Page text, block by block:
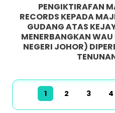
PENGIKTIRAFAN
RECORDS KEPADA
GUDANG ATAS
MENERBANGKAN
NEGERI JOHOR)
1 2 3 4